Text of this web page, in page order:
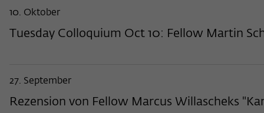
10. Oktober
Tuesday Colloquium Oct 10: Fellow Martin
27. September
Rezension von Fellow Marcus Willascheks